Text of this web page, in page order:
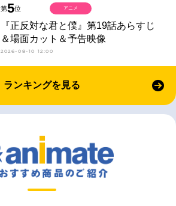
第5位
『正反対な君と僕』第19話あらすじ
＆場面カット＆予告映像
2026-08-10 12:00
アニメ
ランキングを見る